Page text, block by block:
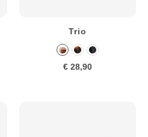
Trio
€ 28,90